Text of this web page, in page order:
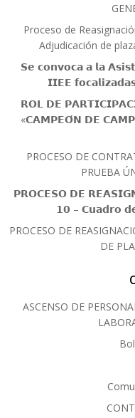
Proceso de
Adjudicación de
𝗦𝗲 𝗰𝗼𝗻𝘃𝗼𝗰𝗮 𝗮 𝗹𝗮
𝗜𝗜𝗘𝗘
𝗥𝗢𝗟 𝗗𝗘
«𝗖𝗔𝗠𝗣𝗘𝗢́𝗡 𝗗𝗘
PROCESO DE
PRUEBA
𝗣𝗥𝗢𝗖𝗘𝗦𝗢 𝗗𝗘
𝟭𝟬 – 𝗖𝘂𝗮𝗱𝗿𝗼
PROCESO DE
DE
ASCENSO DE